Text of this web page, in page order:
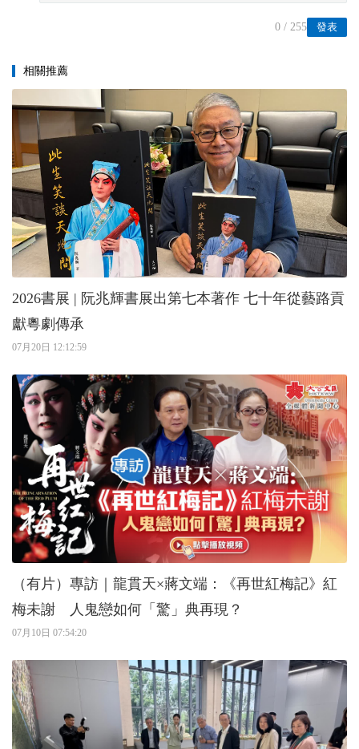
發表
0 / 255
相關推薦
2026書展 | 阮兆輝書展出第七本著作 七十年從藝路貢
獻粵劇傳承
07月20日 12:12:59
（有片）專訪｜龍貫天×蔣文端：《再世紅梅記》紅
梅未謝 人鬼戀如何「驚」典再現？
07月10日 07:54:20